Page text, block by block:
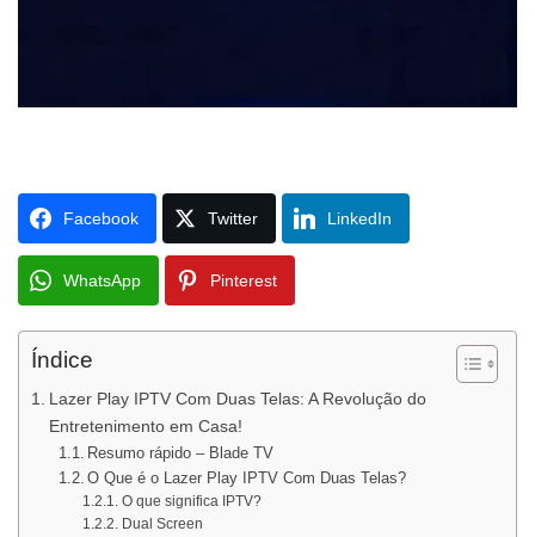
Facebook Twitter LinkedIn
WhatsApp Pinterest
Índice
Lazer Play IPTV Com Duas Telas: A Revolução do
Entretenimento em Casa!
Resumo rápido – Blade TV
O Que é o Lazer Play IPTV Com Duas Telas?
O que significa IPTV?
Dual Screen